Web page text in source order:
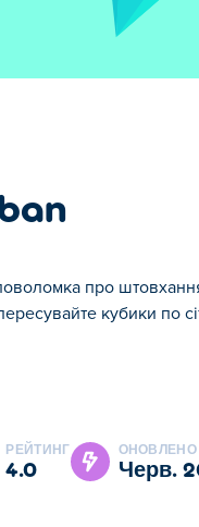
про
кубики по
із наших обраних
РЕЙТИНГ
4.0
ОНОВЛЕНО
черв.